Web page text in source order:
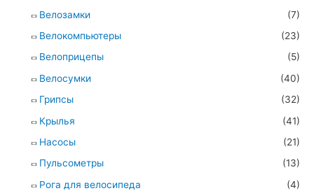
Велозамки
(7)
Велокомпьютеры
(23)
Велоприцепы
(5)
Велосумки
(40)
Грипсы
(32)
Крылья
(41)
Насосы
(21)
Пульсометры
(13)
Рога для велосипеда
(4)